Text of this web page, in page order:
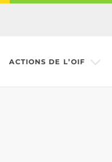
ACTIONS DE L’OIF